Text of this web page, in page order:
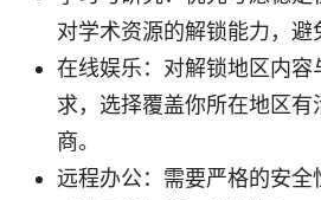
对学术资源的解锁能力，避
在线娱乐：对解锁地区内容
求，选择覆盖你所在地区有
商。
远程办公：需要严格的安全